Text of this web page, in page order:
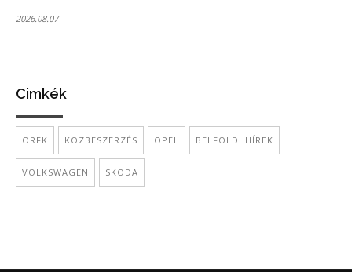
2026.08.07
Cimkék
ORFK KÖZBESZERZÉS OPEL BELFÖLDI HÍREK
VOLKSWAGEN SKODA